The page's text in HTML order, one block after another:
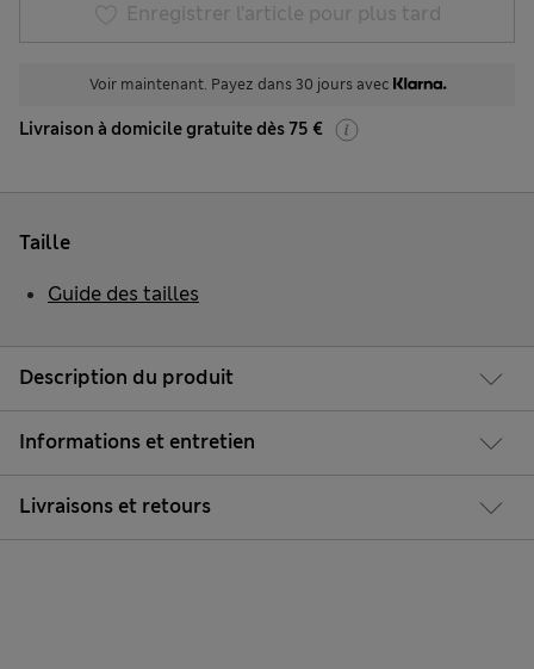
Enregistrer l’article pour plus tard
Voir maintenant. Payez dans 30 jours avec
Livraison à domicile gratuite dès 75 €
Description du produit
Informations et entretien
Livraisons et retours
Taille
Guide des tailles